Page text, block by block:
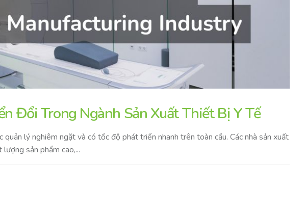
Đổi Trong Ngành Sản Xuất Thiết Bị Y Tế
lý nghiêm ngặt và có tốc độ phát triển nhanh trên toàn cầu. Các nhà sản xuất
sản phẩm cao,...